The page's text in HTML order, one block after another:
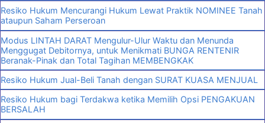
Resiko Hukum Mencurangi Hukum Lewat Praktik NOMINEE Tanah
ataupun Saham Perseroan
Modus LINTAH DARAT Mengulur-Ulur Waktu dan Menunda
Menggugat Debitornya, untuk Menikmati BUNGA RENTENIR
Beranak-Pinak dan Total Tagihan MEMBENGKAK
Resiko Hukum Jual-Beli Tanah dengan SURAT KUASA MENJUAL
Resiko Hukum bagi Terdakwa ketika Memilih Opsi PENGAKUAN
BERSALAH